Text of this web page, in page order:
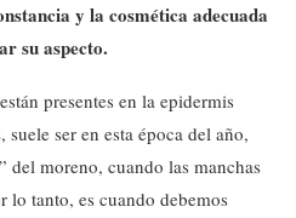
y la cosmética adecuada
su aspecto.
presentes en la epidermis
suele ser en esta época del año,
moreno, cuando las manchas
lo tanto, es cuando debemos